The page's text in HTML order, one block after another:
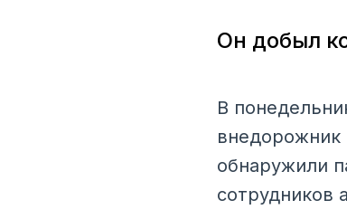
Он добыл
В
внедорожник
обнаружили
сотрудников